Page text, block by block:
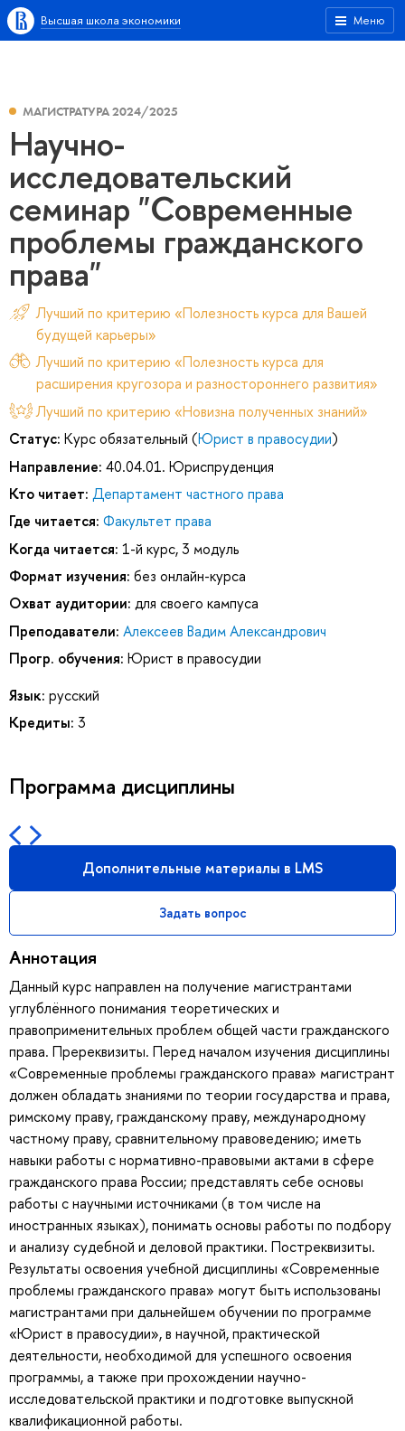
Меню
Высшая школа экономики
МАГИСТРАТУРА 2024/2025
Научно-
исследовательский
семинар "Современные
проблемы гражданского
права"
Лучший по критерию «Полезность курса для Вашей
будущей карьеры»
Лучший по критерию «Полезность курса для
расширения кругозора и разностороннего развития»
Лучший по критерию «Новизна полученных знаний»
Статус: Курс обязательный (Юрист в правосудии)
Направление: 40.04.01. Юриспруденция
Кто читает: Департамент частного права
Где читается: Факультет права
Когда читается: 1-й курс, 3 модуль
Формат изучения: без онлайн-курса
Охват аудитории: для своего кампуса
Преподаватели: Алексеев Вадим Александрович
Прогр. обучения: Юрист в правосудии
Язык: русский
Кредиты: 3
Программа дисциплины
Дополнительные материалы в LMS
Задать вопрос
Аннотация
Данный курс направлен на получение магистрантами
углублённого понимания теоретических и
правоприменительных проблем общей части гражданского
права. Пререквизиты. Перед началом изучения дисциплины
«Современные проблемы гражданского права» магистрант
должен обладать знаниями по теории государства и права,
римскому праву, гражданскому праву, международному
частному праву, сравнительному правоведению; иметь
навыки работы с нормативно-правовыми актами в сфере
гражданского права России; представлять себе основы
работы с научными источниками (в том числе на
иностранных языках), понимать основы работы по подбору
и анализу судебной и деловой практики. Постреквизиты.
Результаты освоения учебной дисциплины «Современные
проблемы гражданского права» могут быть использованы
магистрантами при дальнейшем обучении по программе
«Юрист в правосудии», в научной, практической
деятельности, необходимой для успешного освоения
программы, а также при прохождении научно-
исследовательской практики и подготовке выпускной
квалификационной работы.